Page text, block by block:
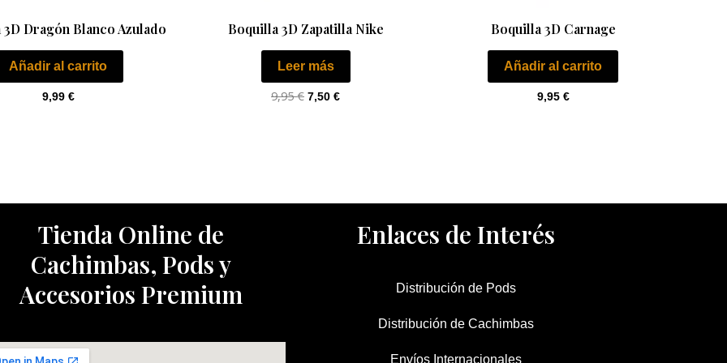
Dragón Blanco Azulado
Añadir al carrito
9,99 €
Boquilla 3D Zapatilla Nike
Leer más
9,95€ 7,50 €
Boquilla 3D Carnage
Añadir al carrito
9,95 €
Tienda Online de
Cachimbas, Pods y
Accesorios Premium
Enlaces de Interés
Distribución de Pods
Distribución de Cachimbas
Envíos Internacionales